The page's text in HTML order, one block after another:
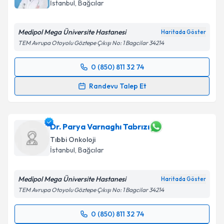
İstanbul, Bağcılar
Medipol Mega Üniversite Hastanesi Haritada Göster
TEM Avrupa Otoyolu Göztepe Çıkışı No: 1 Bagcilar 34214
0 (850) 811 32 74
Randevu Talep Et
Randevu Takvimi Talebi
takvim hazırlandığında e-posta ile bilgilendireceğiz.
E-posta Adresiniz
Kişisel verilerimin işlenmesine ilişkinAydınlatma
Metni'ni okudum ve kişisel verilerimin belirtilen
kapsamda işlenmesini kabul ediyorum.
Dr. Parya Varnaghı Tabrızı
Tıbbi Onkoloji
İstanbul, Bağcılar
Medipol Mega Üniversite Hastanesi Haritada Göster
TEM Avrupa Otoyolu Göztepe Çıkışı No: 1 Bagcilar 34214
0 (850) 811 32 74
Randevu Takvimi Talebi